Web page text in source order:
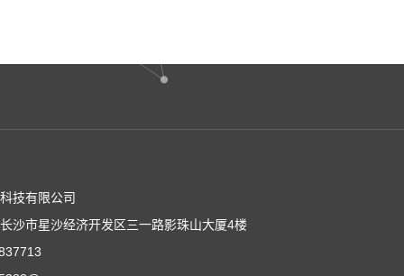
技有限公司
沙市星沙经济开发区三一路影珠山大厦4楼